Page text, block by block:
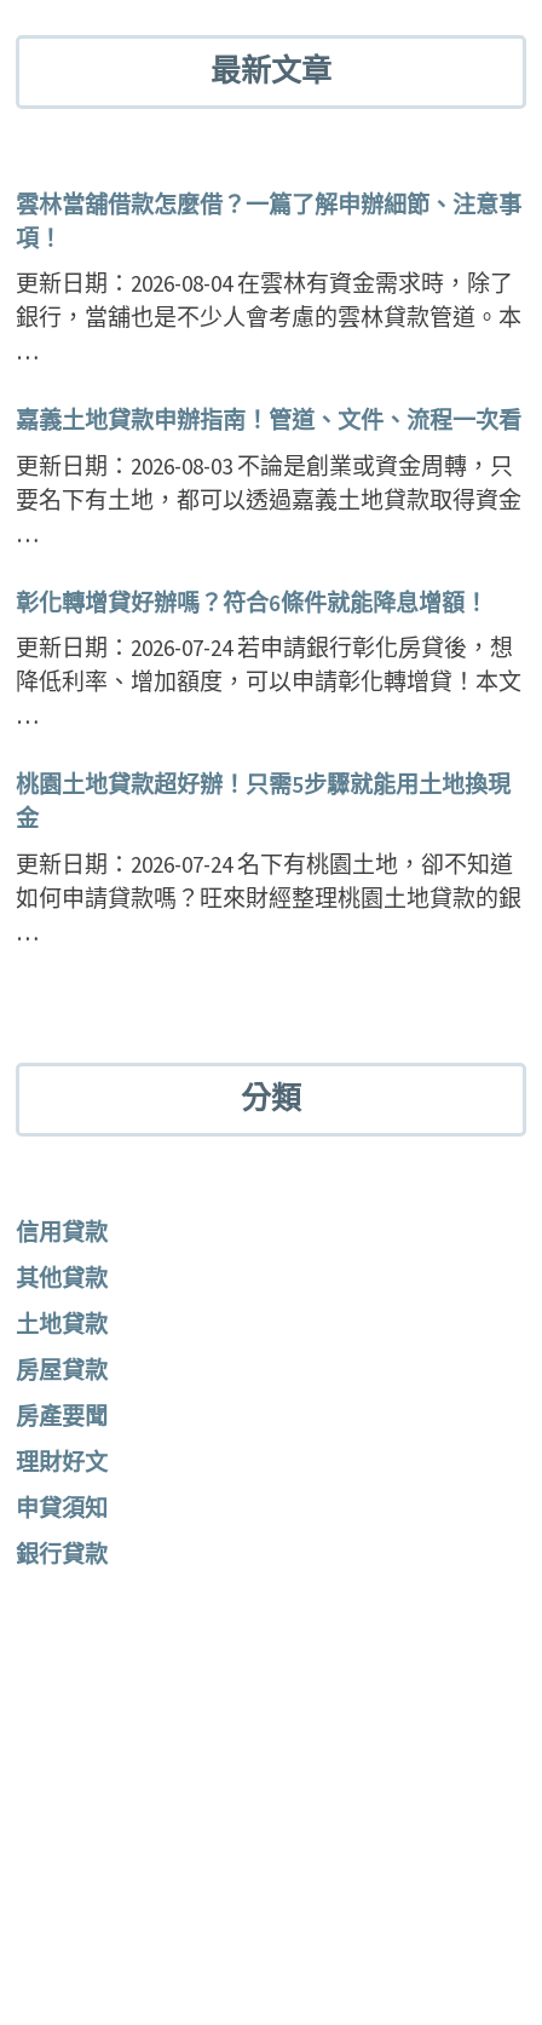
最新文章
雲林當舖借款怎麼借？一篇了解申辦細節、注意事
項！
更新日期：2026-08-04 在雲林有資金需求時，除了
銀行，當舖也是不少人會考慮的雲林貸款管道。本
…
嘉義土地貸款申辦指南！管道、文件、流程一次看
更新日期：2026-08-03 不論是創業或資金周轉，只
要名下有土地，都可以透過嘉義土地貸款取得資金
…
彰化轉增貸好辦嗎？符合6條件就能降息增額！
更新日期：2026-07-24 若申請銀行彰化房貸後，想
降低利率、增加額度，可以申請彰化轉增貸！本文
…
桃園土地貸款超好辦！只需5步驟就能用土地換現
金
更新日期：2026-07-24 名下有桃園土地，卻不知道
如何申請貸款嗎？旺來財經整理桃園土地貸款的銀
…
分類
信用貸款
其他貸款
土地貸款
房屋貸款
房產要聞
理財好文
申貸須知
銀行貸款